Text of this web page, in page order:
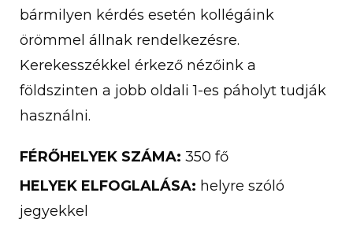
bármilyen kérdés esetén kollégáink
örömmel állnak rendelkezésre.
Kerekesszékkel érkező nézőink a
földszinten a jobb oldali 1-es páholyt tudják
használni.
FÉRŐHELYEK SZÁMA: 350 fő
HELYEK ELFOGLALÁSA: helyre szóló
jegyekkel